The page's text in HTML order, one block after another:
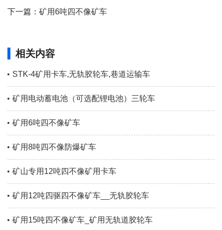
下一篇： 矿用6吨四不像矿车
相关内容
STK-4矿用卡车,无轨胶轮车,巷道运输车
矿用电动蓄电池（可选配锂电池）三轮车
矿用6吨四不像矿车
矿用8吨四不像防爆矿车
矿山专用12吨四不像矿用卡车
矿用12吨四驱四不像矿车__无轨胶轮车
矿用15吨四不像矿车_矿用无轨道胶轮车